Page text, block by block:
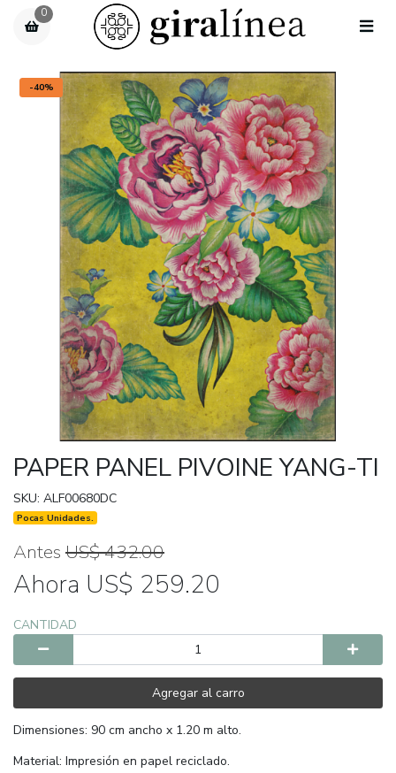
0
-40%
PAPER PANEL PIVOINE YANG-TI
SKU: ALF00680DC
Pocas Unidades.
Antes US$ 432.00
Ahora US$ 259.20
CANTIDAD
Agregar al carro
Dimensiones: 90 cm ancho x 1.20 m alto.
Material: Impresión en papel reciclado.